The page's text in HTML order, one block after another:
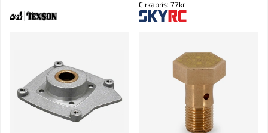
Cirkapris: 77kr